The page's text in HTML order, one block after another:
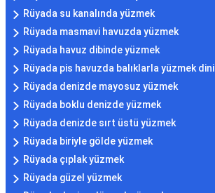
Rüyada su kanalında yüzmek
Rüyada masmavi havuzda yüzmek
Rüyada havuz dibinde yüzmek
Rüyada pis havuzda balıklarla yüzmek dini
Rüyada denizde mayosuz yüzmek
Rüyada boklu denizde yüzmek
Rüyada denizde sırt üstü yüzmek
Rüyada biriyle gölde yüzmek
Rüyada çıplak yüzmek
Rüyada güzel yüzmek